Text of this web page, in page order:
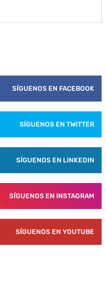
SÍGUENOS EN FACEBOOK
SÍGUENOS EN TWITTER
SÍGUENOS EN LINKEDIN
SÍGUENOS EN INSTAGRAM
SÍGUENOS EN YOUTUBE